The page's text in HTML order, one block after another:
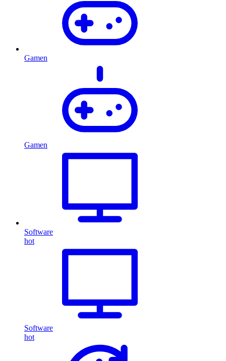
Gamen
Gamen
Software
hot
Software
hot